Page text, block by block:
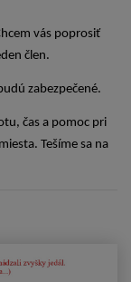
vás poprosiť
člen.
zabezpečené.
čas a pomoc pri
Tešíme sa na